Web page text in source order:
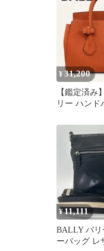
¥31,200
【鑑定済み
リー ハンド
グ
¥11,111
BALLY バ
ーバッグ レ